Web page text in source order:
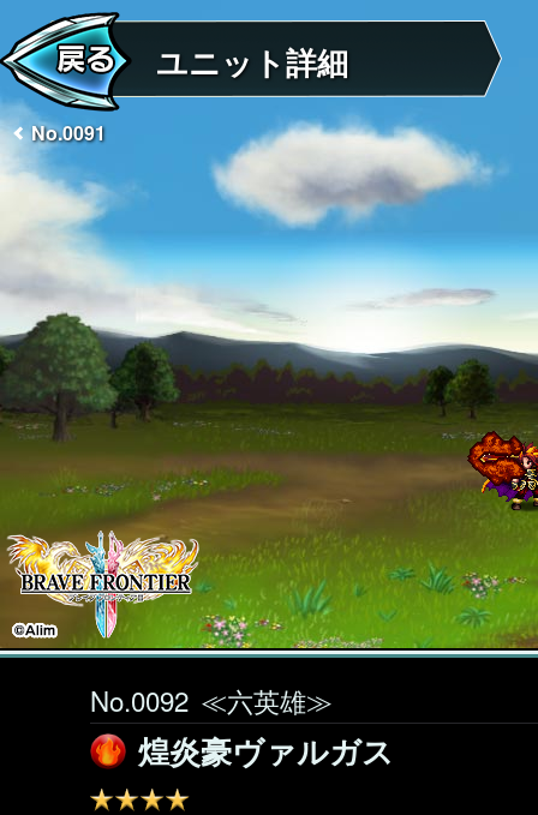
ユニット詳細
No.0091
No.0092 ≪六英雄≫
煌炎豪ヴァルガス